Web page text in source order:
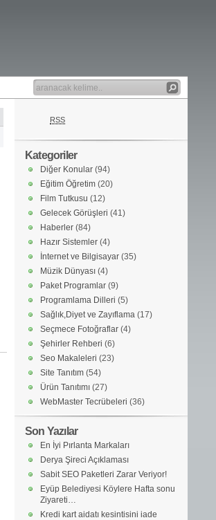
RSS
Kategoriler
Diğer Konular (94)
Eğitim Öğretim (20)
Film Tutkusu (12)
Gelecek Görüşleri (41)
Haberler (84)
Hazır Sistemler (4)
İnternet ve Bilgisayar (35)
Müzik Dünyası (4)
Paket Programlar (9)
Programlama Dilleri (5)
Sağlık,Diyet ve Zayıflama (17)
Seçmece Fotoğraflar (4)
Şehirler Rehberi (6)
Seo Makaleleri (23)
Site Tanıtım (54)
Ürün Tanıtımı (27)
WebMaster Tecrübeleri (36)
Son Yazılar
En İyi Pırlanta Markaları
Derya Şireci Açıklaması
Sabit SEO Paketleri Zarar Veriyor!
Eyüp Belediyesi Köylere Hafta sonu
Ziyareti…
Kredi kart aidatı kesintisini iade